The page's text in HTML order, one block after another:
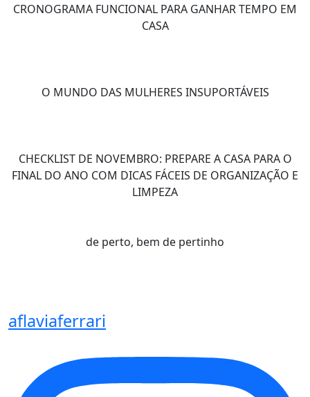
CRONOGRAMA FUNCIONAL PARA GANHAR TEMPO EM
CASA
O MUNDO DAS MULHERES INSUPORTÁVEIS
CHECKLIST DE NOVEMBRO: PREPARE A CASA PARA O
FINAL DO ANO COM DICAS FÁCEIS DE ORGANIZAÇÃO E
LIMPEZA
de perto, bem de pertinho
aflaviaferrari